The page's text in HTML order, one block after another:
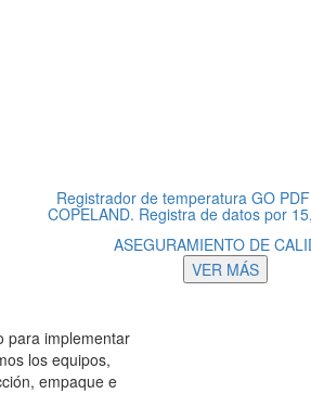
Registrador de temperatura GO
COPELAND. Registra de datos por
ASEGURAMIENTO DE
VER MÁS
para implementar
los equipos,
empaque e